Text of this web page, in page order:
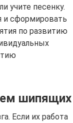
учите песенку.
и сформировать
по развитию
шипящих
Если их работа